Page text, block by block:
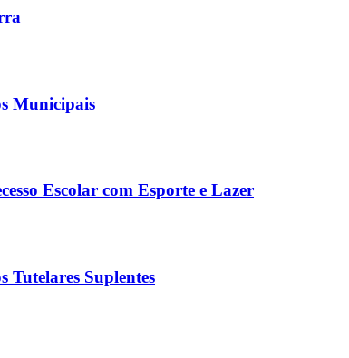
Municipais
Escolar com Esporte e Lazer
Tutelares Suplentes